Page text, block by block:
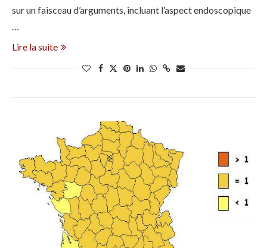
sur un faisceau d’arguments, incluant l’aspect endoscopique
…
Lire la suite